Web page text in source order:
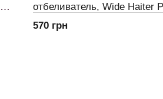
отбеливатель, Wide Haiter
500 г (452924)
570 грн